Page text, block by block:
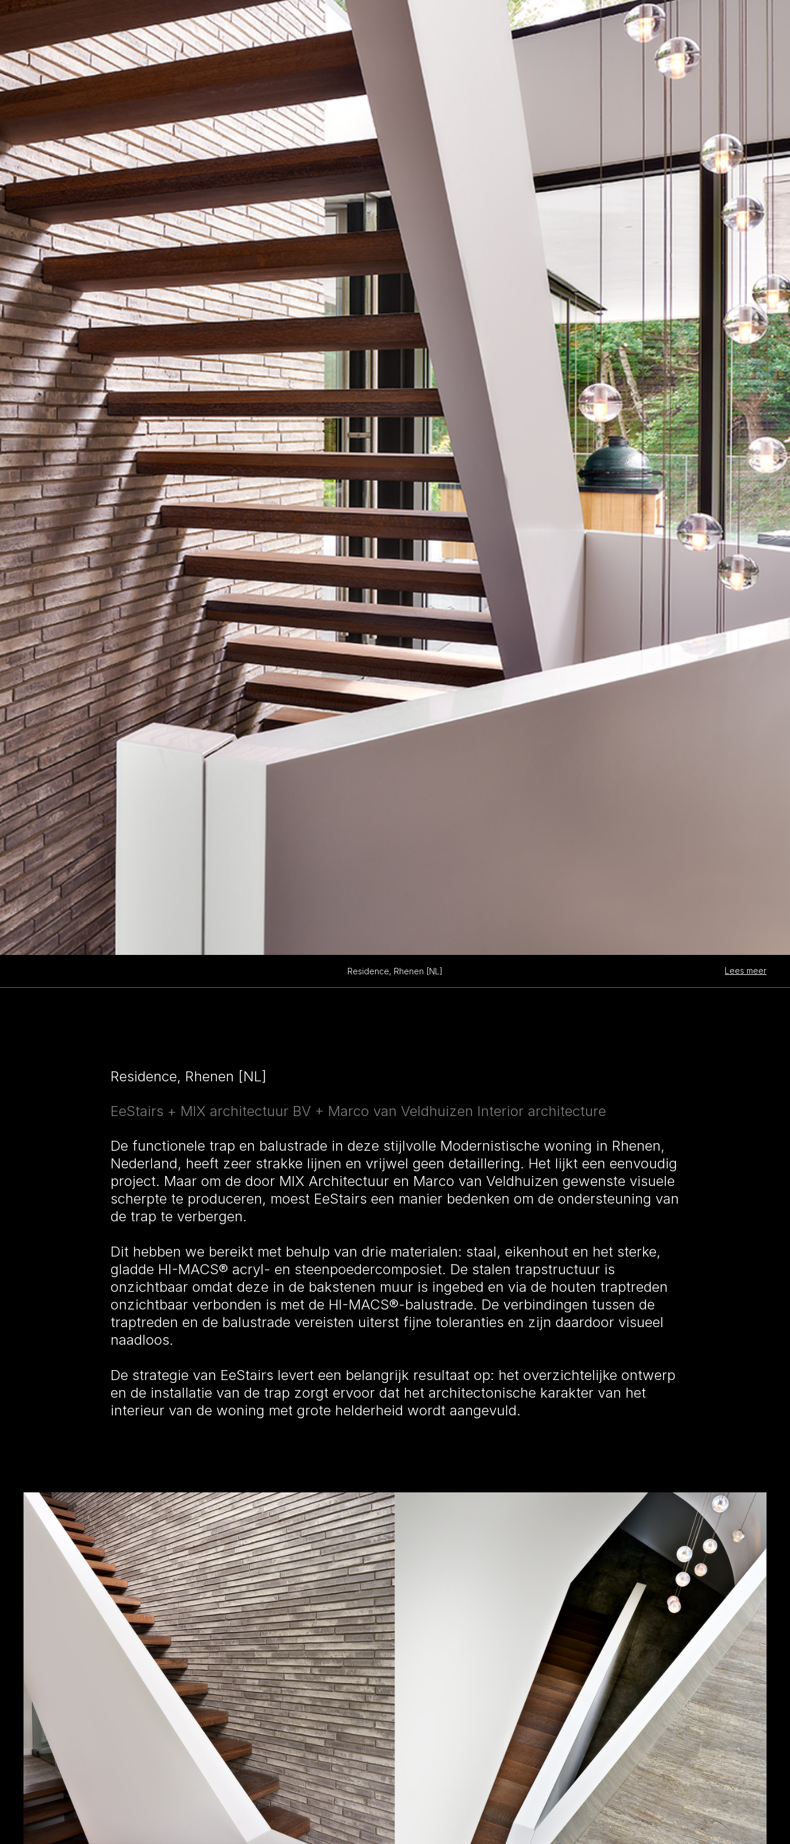
Residence, Rhenen [NL] Lees meer
Residence, Rhenen [NL]
EeStairs + MIX architectuur BV + Marco van Veldhuizen Interior architecture
De functionele trap en balustrade in deze stijlvolle Modernistische woning in Rhenen,
Nederland, heeft zeer strakke lijnen en vrijwel geen detaillering. Het lijkt een eenvoudig
project. Maar om de door MIX Architectuur en Marco van Veldhuizen gewenste visuele
scherpte te produceren, moest EeStairs een manier bedenken om de ondersteuning van
de trap te verbergen.
Dit hebben we bereikt met behulp van drie materialen: staal, eikenhout en het sterke,
gladde HI-MACS® acryl- en steenpoedercomposiet. De stalen trapstructuur is
onzichtbaar omdat deze in de bakstenen muur is ingebed en via de houten traptreden
onzichtbaar verbonden is met de HI-MACS®-balustrade. De verbindingen tussen de
traptreden en de balustrade vereisten uiterst fijne toleranties en zijn daardoor visueel
naadloos.
De strategie van EeStairs levert een belangrijk resultaat op: het overzichtelijke ontwerp
en de installatie van de trap zorgt ervoor dat het architectonische karakter van het
interieur van de woning met grote helderheid wordt aangevuld.